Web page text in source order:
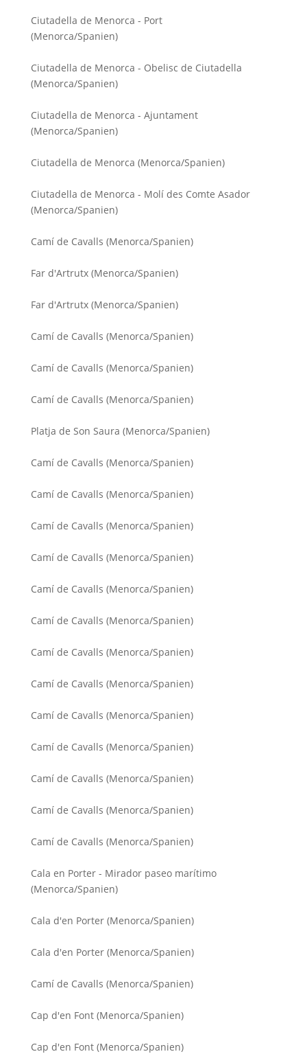
Ciutadella de Menorca - Port
(Menorca/Spanien)
Ciutadella de Menorca - Obelisc de Ciutadella
(Menorca/Spanien)
Ciutadella de Menorca - Ajuntament
(Menorca/Spanien)
Ciutadella de Menorca (Menorca/Spanien)
Ciutadella de Menorca - Molí des Comte Asador
(Menorca/Spanien)
Camí de Cavalls (Menorca/Spanien)
Far d'Artrutx (Menorca/Spanien)
Far d'Artrutx (Menorca/Spanien)
Camí de Cavalls (Menorca/Spanien)
Camí de Cavalls (Menorca/Spanien)
Camí de Cavalls (Menorca/Spanien)
Platja de Son Saura (Menorca/Spanien)
Camí de Cavalls (Menorca/Spanien)
Camí de Cavalls (Menorca/Spanien)
Camí de Cavalls (Menorca/Spanien)
Camí de Cavalls (Menorca/Spanien)
Camí de Cavalls (Menorca/Spanien)
Camí de Cavalls (Menorca/Spanien)
Camí de Cavalls (Menorca/Spanien)
Camí de Cavalls (Menorca/Spanien)
Camí de Cavalls (Menorca/Spanien)
Camí de Cavalls (Menorca/Spanien)
Camí de Cavalls (Menorca/Spanien)
Camí de Cavalls (Menorca/Spanien)
Camí de Cavalls (Menorca/Spanien)
Cala en Porter - Mirador paseo marítimo
(Menorca/Spanien)
Cala d'en Porter (Menorca/Spanien)
Cala d'en Porter (Menorca/Spanien)
Camí de Cavalls (Menorca/Spanien)
Cap d'en Font (Menorca/Spanien)
Cap d'en Font (Menorca/Spanien)